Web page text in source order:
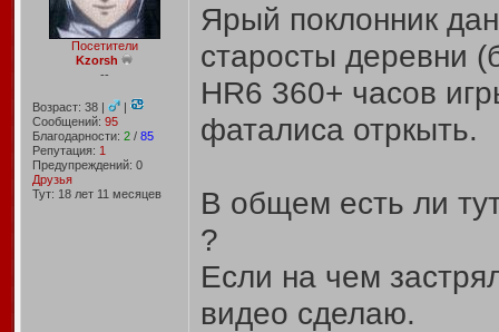
Посетители
Kzorsh
--
Возраст: 38 |
|
Сообщений: 95
Благодарности: 2/ 85
Репутация: 1
Предупреждений: 0
Друзья
Тут: 18 лет 11 месяцев
Ярый поклонник
старосты деревни
HR6 360+ часов
фаталиса отркыть.
В общем есть ли
?
Если на чем
видео сделаю.